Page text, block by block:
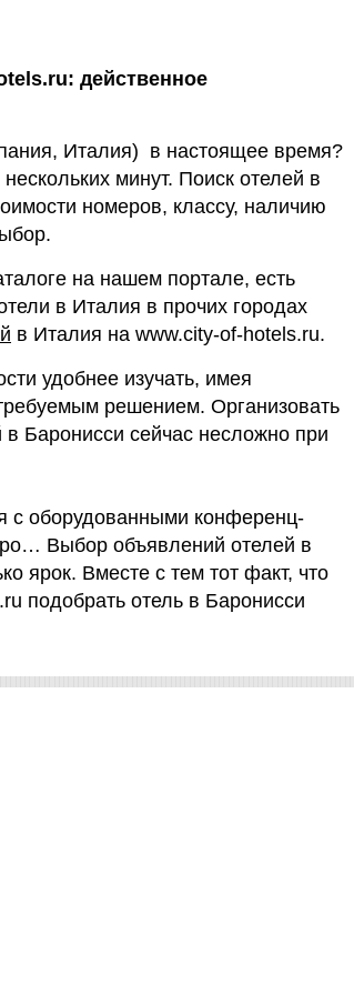
действенное
Италия) в настоящее время?
минут. Поиск отелей в
номеров, классу, наличию
на нашем портале, есть
в Италия в прочих городах
в Италия на www.city-of-hotels.ru.
удобнее изучать, имея
решением. Организовать
Баронисси сейчас несложно при
с оборудованными конференц-
Выбор объявлений отелей в
ярок. Вместе с тем тот факт, что
подобрать отель в Баронисси